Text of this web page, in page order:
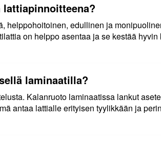
helppohoitoinen, edullinen ja
on helppo asentaa ja se kestää hyvin
laminaatilla?
Kalanruoto laminaatissa lankut
antaa lattialle erityisen tyylikkään ja